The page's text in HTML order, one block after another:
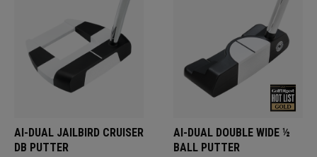
AI-DUAL JAILBIRD CRUISER
DB PUTTER
AI-DUAL DOUBLE WIDE ½
BALL PUTTER​